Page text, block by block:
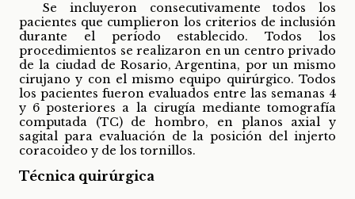
Se incluyeron consecutivamente todos los
pacientes que cumplieron los criterios de inclusión
durante el período establecido. Todos los
procedimientos se realizaron en un centro privado
de la ciudad de Rosario, Argentina, por un mismo
cirujano y con el mismo equipo quirúrgico. Todos
los pacientes fueron evaluados entre las semanas 4
y 6 posteriores a la cirugía mediante tomografía
computada (TC) de hombro, en planos axial y
sagital para evaluación de la posición del injerto
coracoideo y de los tornillos.
Técnica quirúrgica